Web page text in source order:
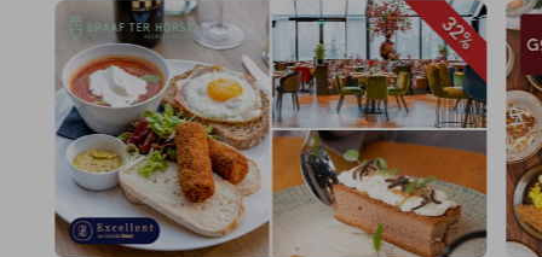
32%